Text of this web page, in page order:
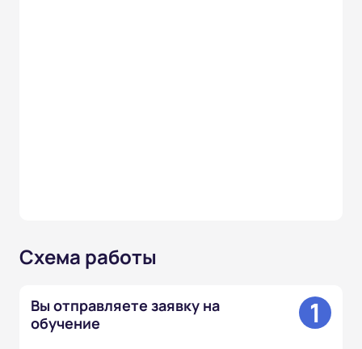
Схема работы
Вы отправляете заявку на
обучение
1